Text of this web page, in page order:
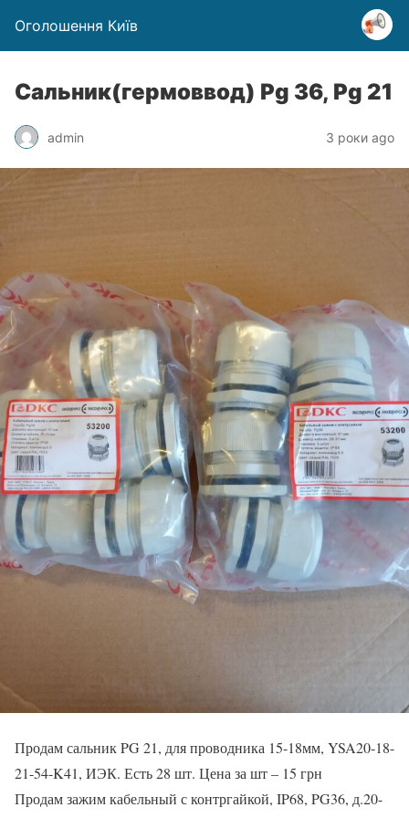
Оголошення Київ
Сальник(гермоввод) Pg 36, Pg 21
admin 3 роки ago
Продам сальник PG 21, для проводника 15-18мм, YSA20-18-
21-54-K41, ИЭК. Есть 28 шт. Цена за шт – 15 грн
Продам зажим кабельный с контргайкой, IP68, PG36, д.20-